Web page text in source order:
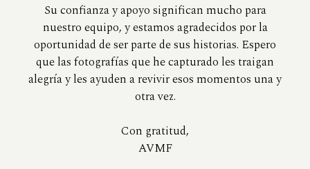
Su confianza y apoyo significan mucho para
nuestro equipo, y estamos agradecidos por la
oportunidad de ser parte de sus historias. Espero
que las fotografías que he capturado les traigan
alegría y les ayuden a revivir esos momentos una y
otra vez.
Con gratitud,
AVMF